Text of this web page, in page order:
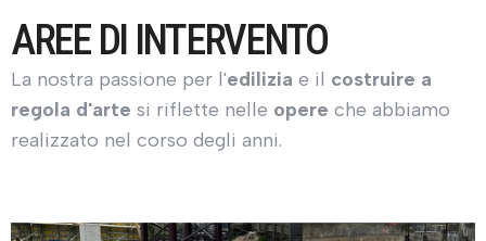
AREE DI INTERVENTO
La nostra passione per l'edilizia e il costruire a
regola d'arte si riflette nelle opere che abbiamo
realizzato nel corso degli anni.